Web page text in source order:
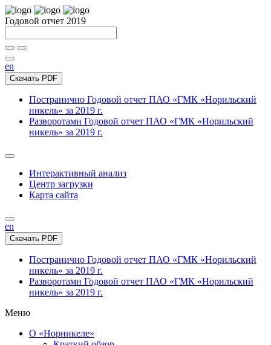
Годовой отчет 2019
en
Скачать PDF
Постранично Годовой отчет ПАО «ГМК «Норильский
никель» за 2019 г.
Разворотами Годовой отчет ПАО «ГМК «Норильский
никель» за 2019 г.
Интерактивный анализ
Центр загрузки
Карта сайта
en
Скачать PDF
Постранично Годовой отчет ПАО «ГМК «Норильский
никель» за 2019 г.
Разворотами Годовой отчет ПАО «ГМК «Норильский
никель» за 2019 г.
Меню
О «Норникеле»